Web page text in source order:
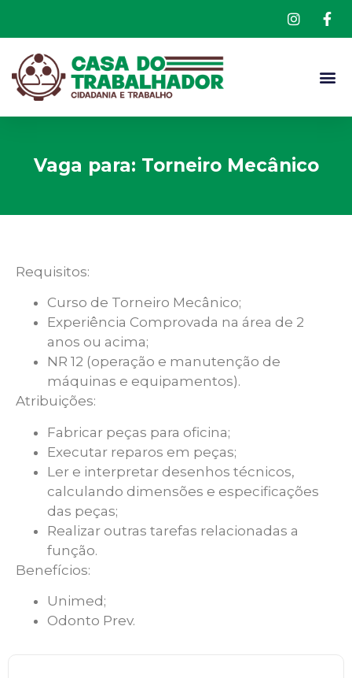
Vaga para: Torneiro Mecânico
Requisitos:
Curso de Torneiro Mecânico;
Experiência Comprovada na área de 2
anos ou acima;
NR 12 (operação e manutenção de
máquinas e equipamentos).
Atribuições:
Fabricar peças para oficina;
Executar reparos em peças;
Ler e interpretar desenhos técnicos,
calculando dimensões e especificações
das peças;
Realizar outras tarefas relacionadas a
função.
Benefícios:
Unimed;
Odonto Prev.